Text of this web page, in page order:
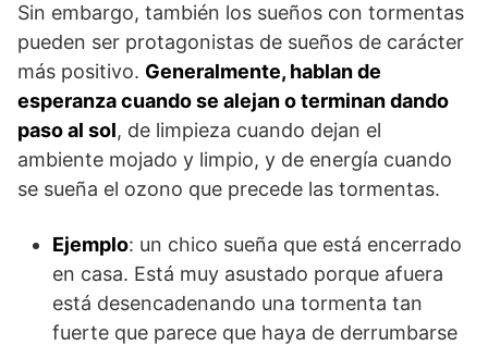
Sin embargo, también los sueños con tormentas
pueden ser protagonistas de sueños de carácter
más positivo. Generalmente, hablan de
esperanza cuando se alejan o terminan dando
paso al sol, de limpieza cuando dejan el
ambiente mojado y limpio, y de energía cuando
se sueña el ozono que precede las tormentas.
Ejemplo: un chico sueña que está encerrado
en casa. Está muy asustado porque afuera
está desencadenando una tormenta tan
fuerte que parece que haya de derrumbarse